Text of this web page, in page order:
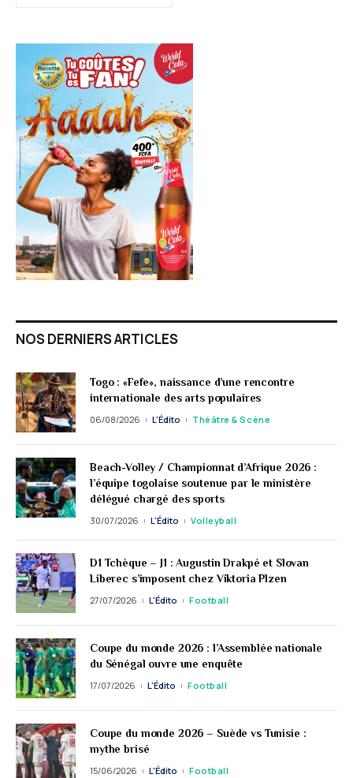
NOS DERNIERS ARTICLES
Togo : «Fefe», naissance d’une rencontre
internationale des arts populaires
06/08/2026 L'Édito Théâtre & Scène
Beach-Volley / Championnat d’Afrique 2026 :
l’équipe togolaise soutenue par le ministère
délégué chargé des sports
30/07/2026 L'Édito Volleyball
D1 Tchèque – J1 : Augustin Drakpé et Slovan
Liberec s’imposent chez Viktoria Plzen
27/07/2026 L'Édito Football
Coupe du monde 2026 : l’Assemblée nationale
du Sénégal ouvre une enquête
17/07/2026 L'Édito Football
Coupe du monde 2026 – Suède vs Tunisie :
mythe brisé
15/06/2026 L'Édito Football